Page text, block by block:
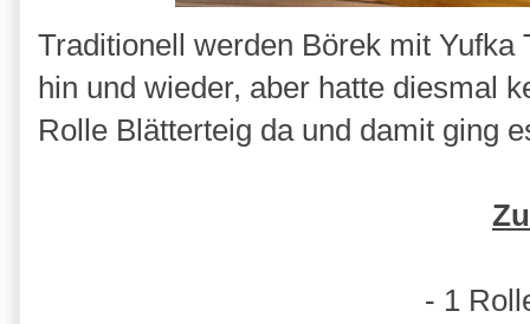
Traditionell werden Börek mit
hin und wieder, aber hatte diesmal
Rolle Blätterteig da und damit ging
- 1